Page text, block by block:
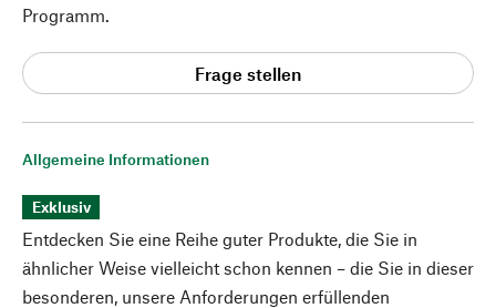
Allgemeine Informationen
Exklusiv
Entdecken Sie eine Reihe guter Produkte, die Sie in
ähnlicher Weise vielleicht schon kennen – die Sie in dieser
besonderen, unsere Anforderungen erfüllenden
Programm.
Frage stellen